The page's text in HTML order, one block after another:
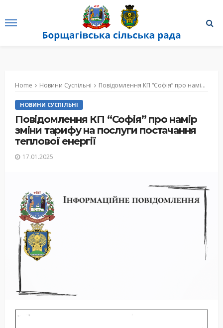
Home Новини Суспільні Повідомлення КП “Софія” про намір зміни тарифу на послуги постачання теплової енергії
НОВИНИ СУСПІЛЬНІ
Повідомлення КП “Софія” про намір
зміни тарифу на послуги постачання
теплової енергії
17.01.2025